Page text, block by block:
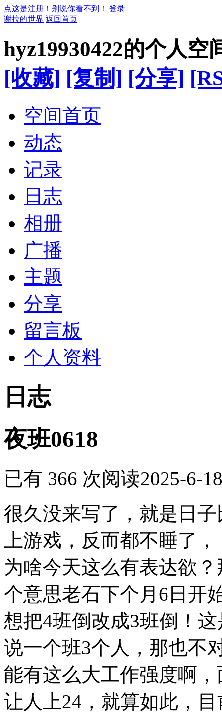
点这是注册！别说你看不到！
登录
谢拉的世界 返回首页
hyz19930422的个人空
[收藏] [复制] [分享]
空间首页
动态
记录
日志
相册
广播
主题
分享
留言板
个人资料
日志
夜班0618
已有 366 次阅读2025-6-
很久没来写了，就是日
上游戏，反而都不睡了，
为啥今天这么有表达欲
个意思老石下个月6日开
想把4班倒改成3班倒！
说一个班3个人，那也不
能有这么大工作强度啊
让人上24，就算如此，